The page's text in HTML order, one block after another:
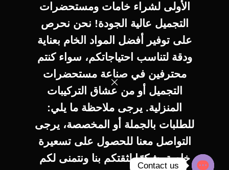
الأولى لشراء خامات ومستحضرات
التجميل عالية الجودة! نحن نحرص
على توفير أفضل المواد الخام بعناية
ودقة لتناسب احتياجاتكم، سواء كنتم
محترفين في صناعة مستحضرات
التجميل أو من عشاق التركيبات
المنزلية. يرجى ملاحظة ما يلي:
للطلبات بالجملة أو المخصصة، يرجى
التواصل معنا للحصول على تسعيرة
خاصة. شكرًا لثقتكم بنا ونتمنى لكم
SELECT OPTIONS
ACTOPONTINE
ADVANCED
EGP
35.000EGP
SELECT OPTIONS
AT PEPTIDES
ADVANCED
350 EGP
35.000
Contact us